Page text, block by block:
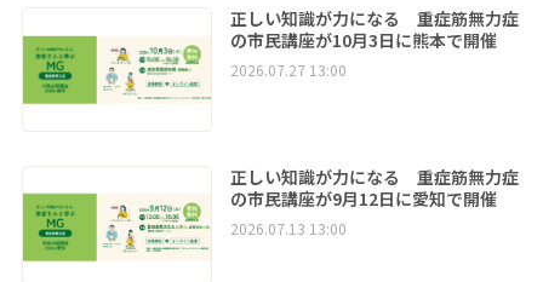
正しい知識が力になる 重症筋無力症
の市民講座が10月3日に熊本で開催
2026.07.27 13:00
正しい知識が力になる 重症筋無力症
の市民講座が9月12日に愛知で開催
2026.07.13 13:00